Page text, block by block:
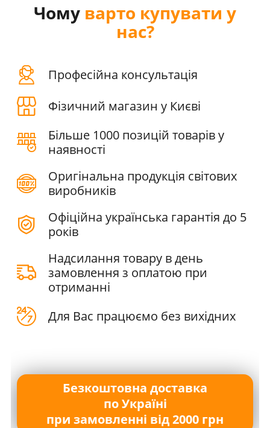
Чому варто купувати у
нас?
Професійна консультація
Фізичний магазин у Києві
Більше 1000 позицій товарів у
наявності
Оригінальна продукція світових
виробників
Офіційна українська гарантія до 5
років
Надсилання товару в день
замовлення з оплатою при
отриманні
Для Вас працюємо без вихідних
Безкоштовна доставка
по Україні
при замовленні від 2000 грн